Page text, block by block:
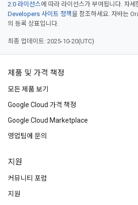
2.0 라이선스에 따라 라이선스가 부여됩니다. 자세
Developers 사이트 정책을 참조하세요. 자바는
의 등록 상표입니다.
최종 업데이트: 2025-10-20(UTC)
제품 및 가격 책정
모든 제품 보기
Google Cloud 가격 책정
Google Cloud Marketplace
영업팀에 문의
지원
커뮤니티 포럼
지원